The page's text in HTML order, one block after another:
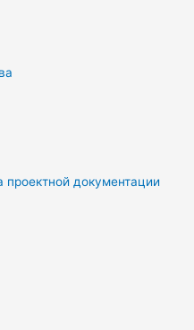
проектной документации